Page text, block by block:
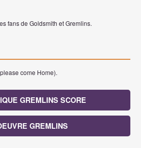
fans de Goldsmith et Gremlins.
come Home).
GREMLINS SCORE
GREMLINS